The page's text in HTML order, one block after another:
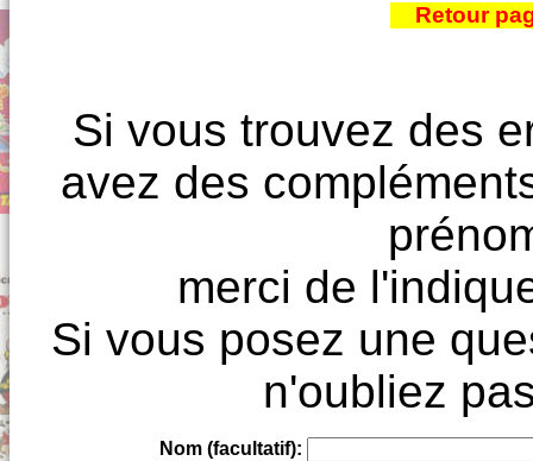
Retour
Si vous trouvez des
avez des
merci de
Si vous posez une
n'oubliez
Nom (facultatif):